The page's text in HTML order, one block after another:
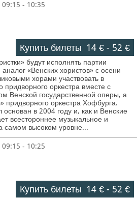
09:15 - 10:35
Купить билеты 14 €- 52 €
будут исполнять партии
«Венских хористов» с осени
хорами участвовать в
придворного оркестра вместе с
Венской государственной оперы, а
придворного оркестра Хофбурга.
в 2004 году и, как и Венские
всестороннее музыкальное и
самом высоком уровне...
09:15 - 10:25
Купить билеты 14 €- 52 €